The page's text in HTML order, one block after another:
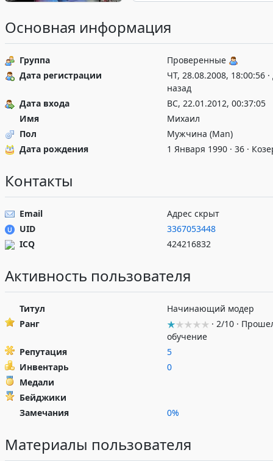
Основная информация
Группа
Проверенные
Дата регистрации
ЧТ, 28.08.2008, 18:00:56
назад
Дата входа
ВС, 22.01.2012, 00:37:05
Имя
Михаил
Пол
Мужчина (Man)
Дата рождения
1 Января 1990 · 36 ·
Контакты
Email
Адрес скрыт
UID
3367053448
ICQ
424216832
Активность пользователя
Титул
Начинающий модер
Ранг
· 2/10 ·
обучение
Репутация
5
Инвентарь
0
Медали
Бейджики
Замечания
0%
Материалы пользователя